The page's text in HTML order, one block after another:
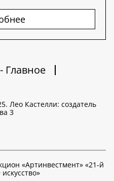
Главное
Лео Кастелли: создатель
3
«Артинвестмент» «21-й